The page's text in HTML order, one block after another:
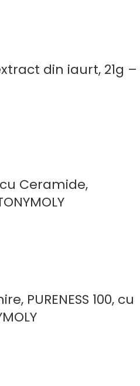
din iaurt, 21g –
Ceramide,
PURENESS 100, cu